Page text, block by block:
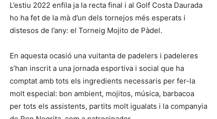
L’estiu 2022 enfila ja la recta final i al Golf Costa Daurada
ho ha fet de la mà d’un dels tornejos més esperats i
distesos de l’any: el Torneig Mojito de Pàdel.
En aquesta ocasió una vuitanta de padelers i padeleres
s’han inscrit a una jornada esportiva i social que ha
comptat amb tots els ingredients necessaris per fer-la
molt especial: bon ambient, mojitos, música, barbacoa
per tots els assistents, partits molt igualats i la companyia